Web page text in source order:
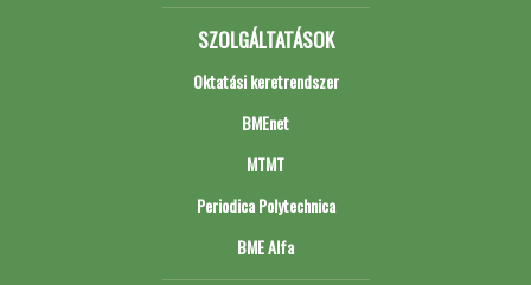
SZOLGÁLTATÁSOK
Oktatási keretrendszer
BMEnet
MTMT
Periodica Polytechnica
BME Alfa